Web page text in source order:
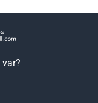
var?